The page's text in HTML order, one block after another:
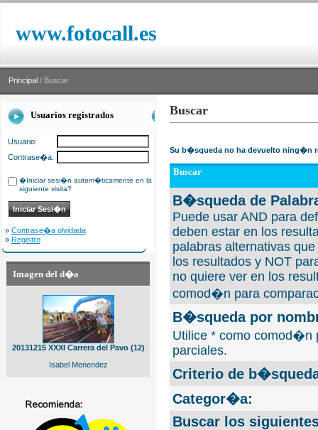
www.fotocall.es
Principal / Buscar
Usuarios registrados
Usuario:
Contrase�a:
�Iniciar sesi�n autom�ticamente en la
siguiente visita?
» Contrase�a olvidada
» Registro
Imagen del d�a
20131215 XXXI Carrera del Pavo (12)
Isabel Menendez
Buscar
Su b�squeda no ha devuelto ning�n
Buscar
B�squeda de
Puede usar AND para
deben estar en los
palabras alternativas
los resultados y NOT
no quiere ver en los
comod�n para
B�squeda por
Utilice * como comod�n
parciales.
Criterio de
Categor�a:
Buscar los